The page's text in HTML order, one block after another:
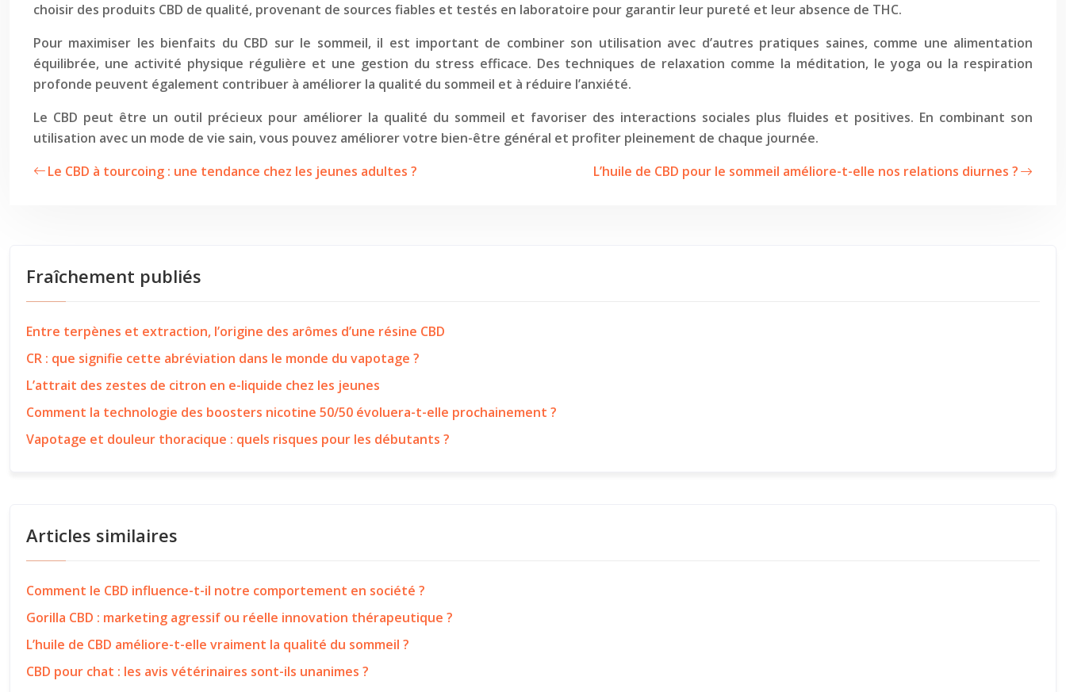
choisir des produits CBD de qualité, provenant de sources fiables et testés en laboratoire pour garantir leur pureté et leur absence de THC.
Pour maximiser les bienfaits du CBD sur le sommeil, il est important de combiner son utilisation avec d’autres pratiques saines, comme une alimentation
équilibrée, une activité physique régulière et une gestion du stress efficace. Des techniques de relaxation comme la méditation, le yoga ou la respiration
profonde peuvent également contribuer à améliorer la qualité du sommeil et à réduire l’anxiété.
Le CBD peut être un outil précieux pour améliorer la qualité du sommeil et favoriser des interactions sociales plus fluides et positives. En combinant son
utilisation avec un mode de vie sain, vous pouvez améliorer votre bien-être général et profiter pleinement de chaque journée.
Le CBD à tourcoing : une tendance chez les jeunes adultes ?
L’huile de CBD pour le sommeil améliore-t-elle nos relations diurnes ?
Fraîchement publiés
Entre terpènes et extraction, l’origine des arômes d’une résine CBD
CR : que signifie cette abréviation dans le monde du vapotage ?
L’attrait des zestes de citron en e-liquide chez les jeunes
Comment la technologie des boosters nicotine 50/50 évoluera-t-elle prochainement ?
Vapotage et douleur thoracique : quels risques pour les débutants ?
Articles similaires
Comment le CBD influence-t-il notre comportement en société ?
Gorilla CBD : marketing agressif ou réelle innovation thérapeutique ?
L’huile de CBD améliore-t-elle vraiment la qualité du sommeil ?
CBD pour chat : les avis vétérinaires sont-ils unanimes ?